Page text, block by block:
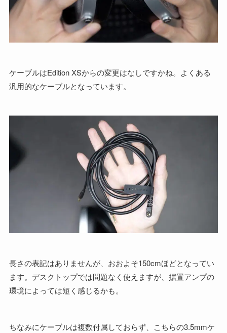
ケーブルはEdition XSからの変更はなしですかね。よくある
汎用的なケーブルとなっています。
長さの表記はありませんが、おおよそ150cmほどとなってい
ます。デスクトップでは問題なく使えますが、据置アンプの
環境によっては短く感じるかも。
ちなみにケーブルは複数付属しておらず、こちらの3.5mmケ